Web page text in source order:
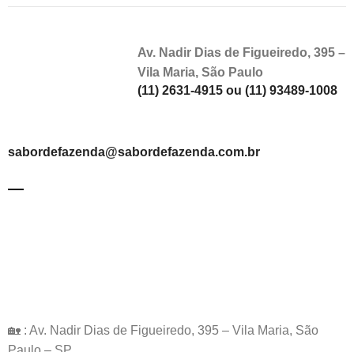
Av. Nadir Dias de Figueiredo, 395 –
Vila Maria, São Paulo
(11) 2631-4915 ou (11) 93489-1008
sabordefazenda@sabordefazenda.com.br
🏡 : Av. Nadir Dias de Figueiredo, 395 – Vila Maria, São